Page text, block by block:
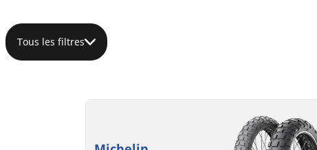
Tous les filtres